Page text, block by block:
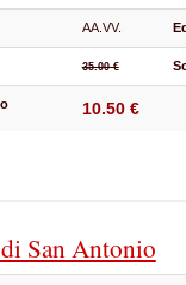
AA.VV.
35.00 €
10.50 €
San Antonio